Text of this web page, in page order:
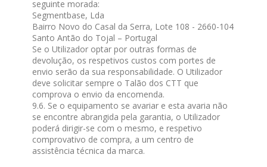
seguinte morada:
Segmentbase, Lda
Bairro Novo do Casal da Serra, Lote 108 - 2660-104
Santo Antão do Tojal – Portugal
Se o Utilizador optar por outras formas de
devolução, os respetivos custos com portes de
envio serão da sua responsabilidade. O Utilizador
deve solicitar sempre o Talão dos CTT que
comprova o envio da encomenda.
9.6. Se o equipamento se avariar e esta avaria não
se encontre abrangida pela garantia, o Utilizador
poderá dirigir-se com o mesmo, e respetivo
comprovativo de compra, a um centro de
assistência técnica da marca.